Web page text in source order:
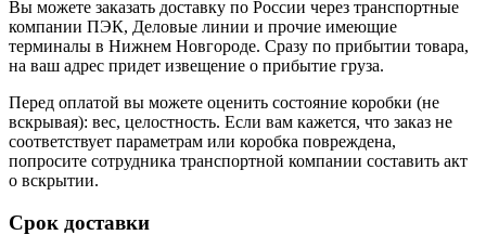
Вы можете заказать доставку по России через транспортные
компании ПЭК, Деловые линии и прочие имеющие
терминалы в Нижнем Новгороде. Сразу по прибытии товара,
на ваш адрес придет извещение о прибытие груза.
Перед оплатой вы можете оценить состояние коробки (не
вскрывая): вес, целостность. Если вам кажется, что заказ не
соответствует параметрам или коробка повреждена,
попросите сотрудника транспортной компании составить акт
о вскрытии.
Срок доставки